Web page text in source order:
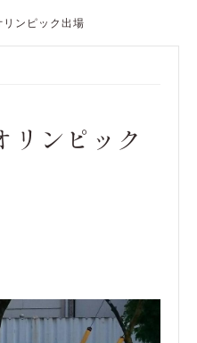
ンピック出場
ンピック